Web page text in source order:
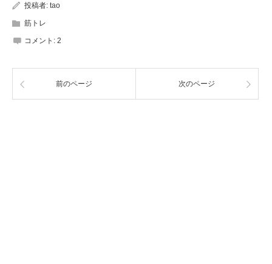
投稿者: tao
筋トレ
コメント: 2
前のページ 次のページ